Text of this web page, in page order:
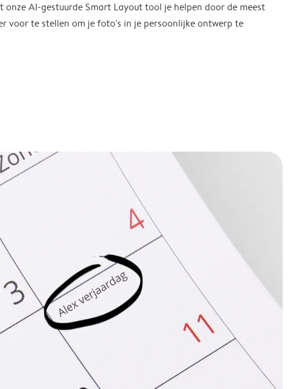
onze AI-gestuurde Smart Layout tool je helpen door de meest
voor te stellen om je foto's in je persoonlijke ontwerp te